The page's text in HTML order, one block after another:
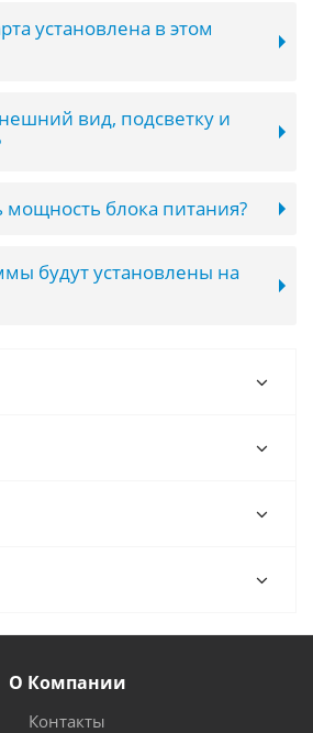
установлена в этом
вид, подсветку и
мощность блока питания?
будут установлены на
О Компании
Контакты